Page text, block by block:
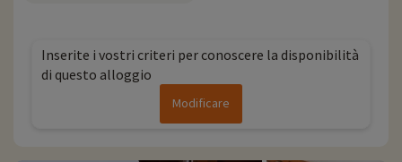
Inserite i vostri criteri per conoscere la disponibilità
di questo alloggio
Modificare